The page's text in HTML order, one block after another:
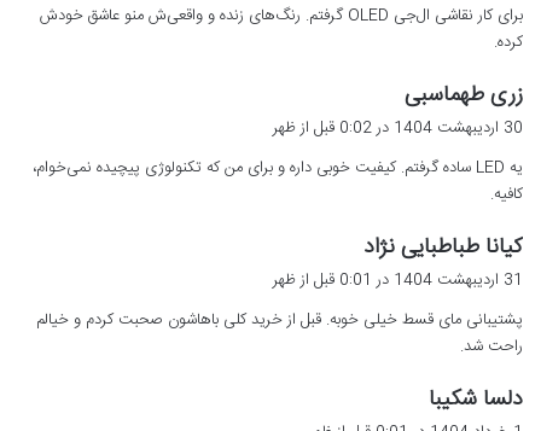
:
برای کار نقاشی ال‌جی OLED گرفتم. رنگ‌های زنده و واقعی‌ش منو عاشق خودش
کرده.
زری طهماسبی
ف
:
30 اردیبهشت 1404 در 0:02 قبل از ظهر
یه LED ساده گرفتم. کیفیت خوبی داره و برای من که تکنولوژی پیچیده نمی‌خوام،
کافیه.
کیانا طباطبایی نژاد
ف
31 اردیبهشت 1404 در 0:01 قبل از ظهر
پشتیبانی مای قسط خیلی خوبه. قبل از خرید کلی باهاشون صحبت کردم و خیالم
راحت شد.
دلسا شکیبا